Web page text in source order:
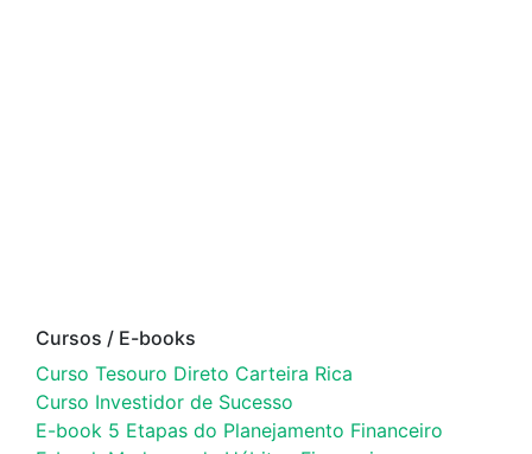
Cursos / E-books
Curso Tesouro Direto Carteira Rica
Curso Investidor de Sucesso
E-book 5 Etapas do Planejamento Financeiro